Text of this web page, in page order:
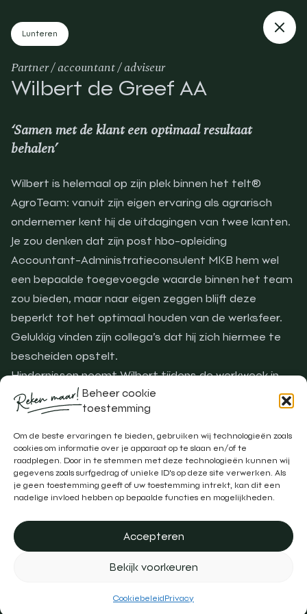
Beheer cookie
toestemming
Om de beste ervaringen te bieden, gebruiken wij technologieën zoals
cookies om informatie over je apparaat op te slaan en/of te
raadplegen. Door in te stemmen met deze technologieën kunnen wij
gegevens zoals surfgedrag of unieke ID's op deze site verwerken. Als
je geen toestemming geeft of uw toestemming intrekt, kan dit een
nadelige invloed hebben op bepaalde functies en mogelijkheden.
Accepteren
Bekijk voorkeuren
CookiebeleidPrivacy
Lunteren
Partner / accountant / adviseur
Wilbert de Greef AA
‘Samen met de klant een optimaal resultaat
behalen’
Wilbert is helemaal op zijn plek binnen het telt®
AgroTeam: vanuit zijn eigen ervaring als agrarisch
ondernemer kent hij de uitdagingen van twee kanten.
Je zou denken dat zijn post hbo-opleiding
Accountant-Administratieconsulent MKB hem wel
een bepaalde toegevoegde waarde binnen het team
zou bieden, maar naar eigen zeggen blijft deze
beperkt tot het optimaal houden van de werksfeer.
Gelukkig vinden zijn collega’s dat hij zich hiermee te
bescheiden opstelt.
Hindernissen neemt Wilbert tijdens de werkweek in
figuurlijke zin. “En in het weekend ga ik met mijn
dochter mee naar haar wedstrijden, waar zij met haar
pony letterlijk hindernissen neemt.”
Neem contact op
Neem contact op